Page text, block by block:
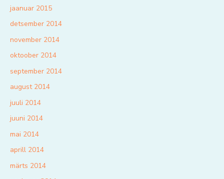
jaanuar 2015
detsember 2014
november 2014
oktoober 2014
september 2014
august 2014
juuli 2014
juuni 2014
mai 2014
aprill 2014
märts 2014